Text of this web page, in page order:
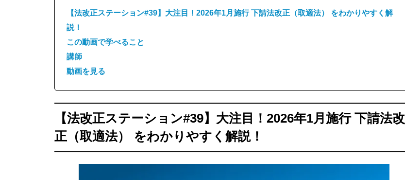
【法改正ステーション#39】大注目！2026年1月施行 下請法改正（取適法） をわかりやすく解
説！
この動画で学べること
講師
動画を見る
【法改正ステーション#39】大注目！2026年1月施行 下請法改
正（取適法） をわかりやすく解説！